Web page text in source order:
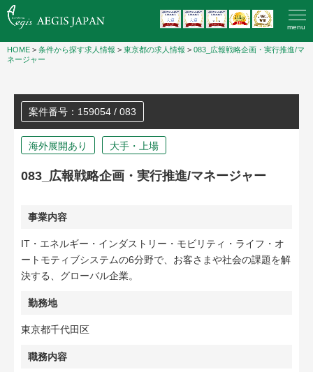
menu
HOME > 条件から探す求人情報 > 東京都の求人情報 > 083_広報戦略企画・実行推進/マ
ネージャー
案件番号：159054 / 083
海外展開あり 大手・上場
083_広報戦略企画・実行推進/マネージャー
事業内容
IT・エネルギー・インダストリー・モビリティ・ライフ・オ
ートモティブシステムの6分野で、お客さまや社会の課題を解
決する、グローバル企業。
勤務地
東京都千代田区
職務内容